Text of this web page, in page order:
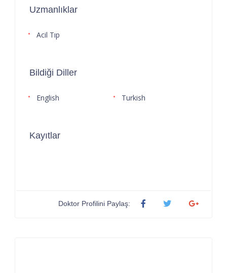
Uzmanlıklar
Acil Tıp
Bildiği Diller
English Turkish
Kayıtlar
Doktor Profilini Paylaş: